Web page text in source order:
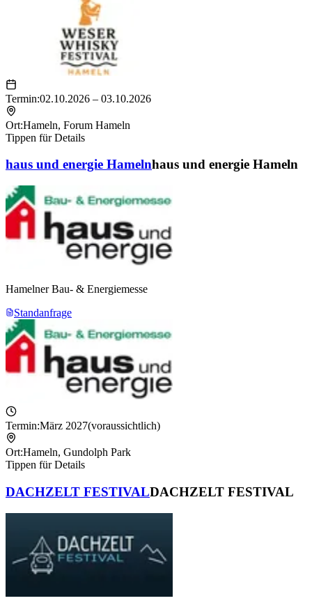
Termin:02.10.2026 – 03.10.2026
Ort:Hameln, Forum Hameln
Tippen für Details
haus und energie Hamelnhaus und energie Hameln
Hamelner Bau- & Energiemesse
Standanfrage
Termin:März 2027(voraussichtlich)
Ort:Hameln, Gundolph Park
Tippen für Details
DACHZELT FESTIVALDACHZELT FESTIVAL